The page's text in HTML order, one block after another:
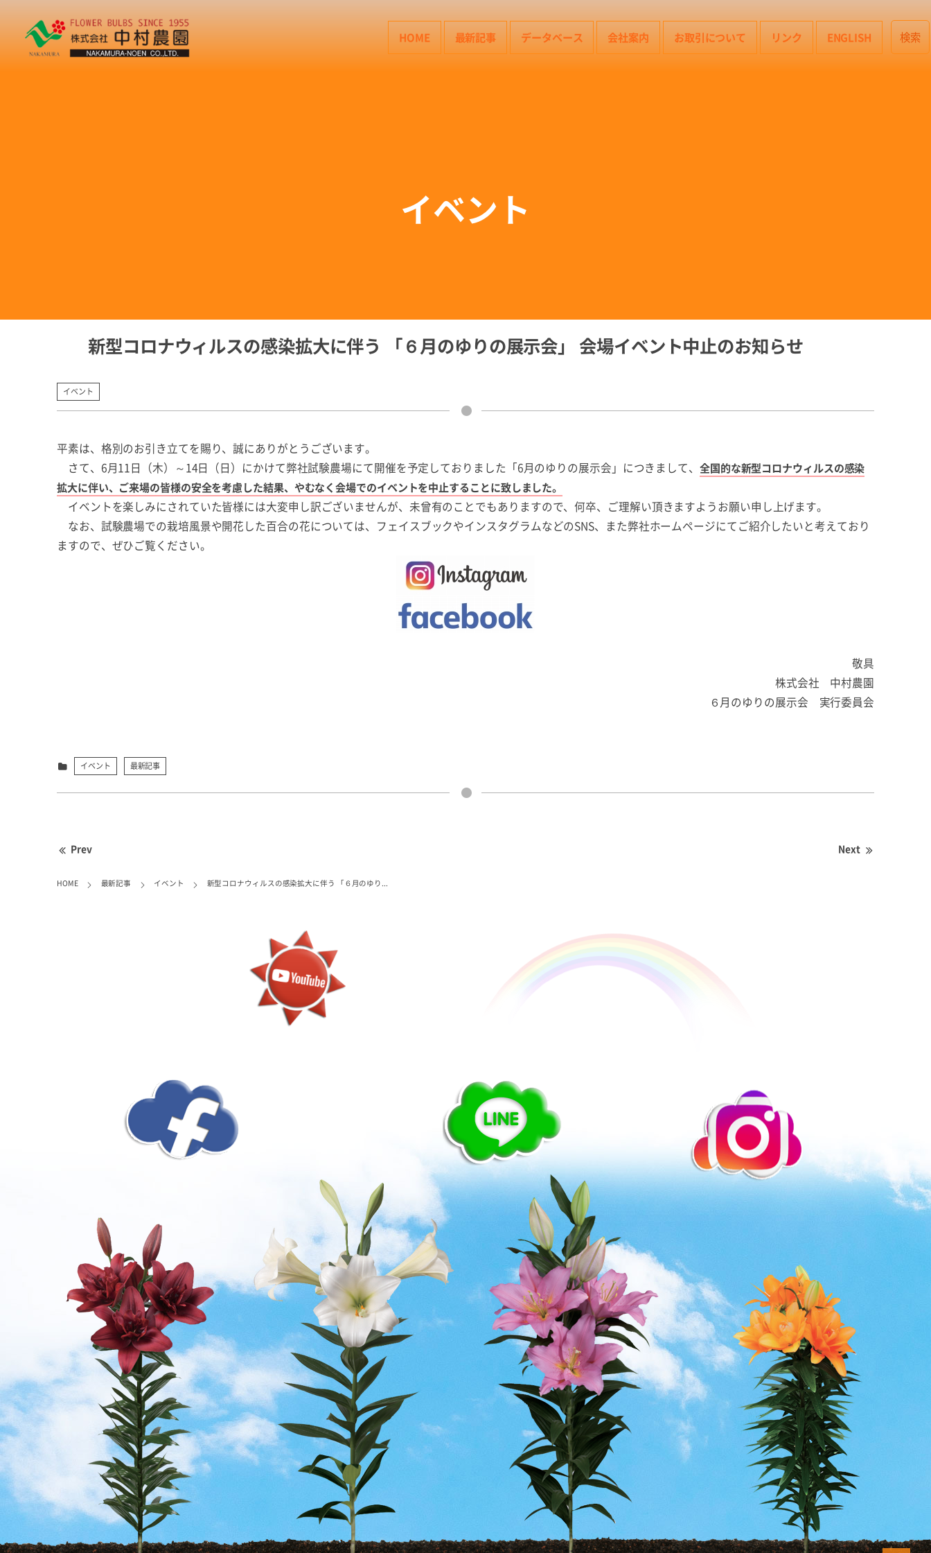
検索
HOME 最新記事 データベース 会社案内 お取引について リンク ENGLISH
イベント
新型コロナウィルスの感染拡大に伴う 「６月のゆりの展示会」 会場イベント中止のお知らせ
イベント
平素は、格別のお引き立てを賜り、誠にありがとうございます。
さて、6月11日（木）～14日（日）にかけて弊社試験農場にて開催を予定しておりました「6月のゆりの展示会」につきまして、 全国的な新型コロナウィルスの感染
拡大に伴い、ご来場の皆様の安全を考慮した結果、やむなく会場でのイベントを中止することに致しました。
イベントを楽しみにされていた皆様には大変申し訳ございませんが、未曾有のことでもありますので、何卒、ご理解い頂きますようお願い申し上げます。
なお、試験農場での栽培風景や開花した百合の花については、フェイスブックやインスタグラムなどのSNS、また弊社ホームページにてご紹介したいと考えており
ますので、ぜひご覧ください。
敬具
株式会社 中村農園
６月のゆりの展示会 実行委員会
イベント 最新記事
Prev Next
HOME 最新記事 イベント 新型コロナウィルスの感染拡大に伴う 「６月のゆり...